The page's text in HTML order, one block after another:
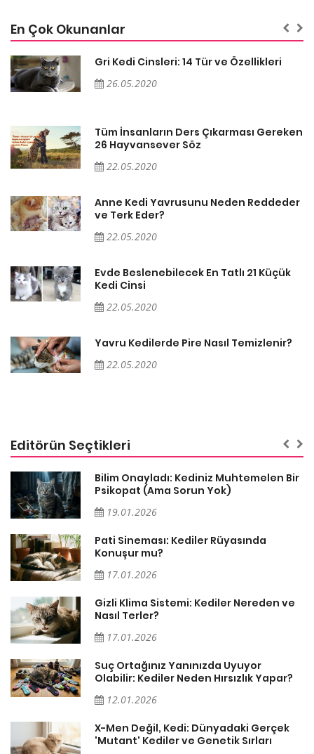
En Çok Okunanlar
Gri Kedi Cinsleri: 14 Tür ve Özellikleri
26.05.2020
Tüm İnsanların Ders Çıkarması Gereken
26 Hayvansever Söz
22.05.2020
Anne Kedi Yavrusunu Neden Reddeder
ve Terk Eder?
22.05.2020
Evde Beslenebilecek En Tatlı 21 Küçük
Kedi Cinsi
22.05.2020
Yavru Kedilerde Pire Nasıl Temizlenir?
22.05.2020
Editörün Seçtikleri
Bilim Onayladı: Kediniz Muhtemelen Bir
Psikopat (Ama Sorun Yok)
19.01.2026
Pati Sineması: Kediler Rüyasında
Konuşur mu?
17.01.2026
Gizli Klima Sistemi: Kediler Nereden ve
Nasıl Terler?
17.01.2026
Suç Ortağınız Yanınızda Uyuyor
Olabilir: Kediler Neden Hırsızlık Yapar?
12.01.2026
X-Men Değil, Kedi: Dünyadaki Gerçek
'Mutant' Kediler ve Genetik Sırları